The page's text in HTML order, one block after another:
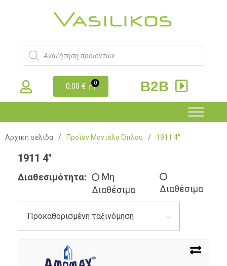
0,00€ B2B
Αρχική σελίδα / Προϊόν Μοντέλο Όπλου / 1911 4"
1911 4"
Διαθεσιμότητα:
Μη
Διαθέσιμα
Διαθέσιμα